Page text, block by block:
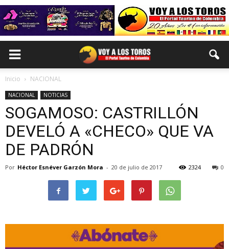
Inicio NACIONAL
NACIONAL NOTICIAS
SOGAMOSO: CASTRILLÓN
DEVELÓ A «CHECO» QUE VA
DE PADRÓN
Por Héctor Esnéver Garzón Mora - 20 de julio de 2017 0
2324